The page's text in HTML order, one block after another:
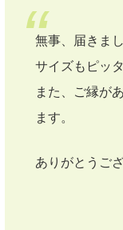
無事、届きまし
サイズもピッ
また、ご縁が
ます。
ありがとうご